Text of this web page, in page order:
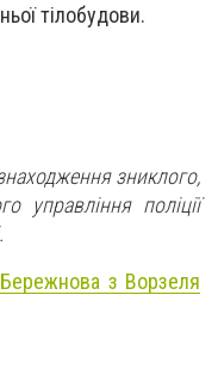
тілобудови.
зниклого,
управління поліції
з Ворзеля